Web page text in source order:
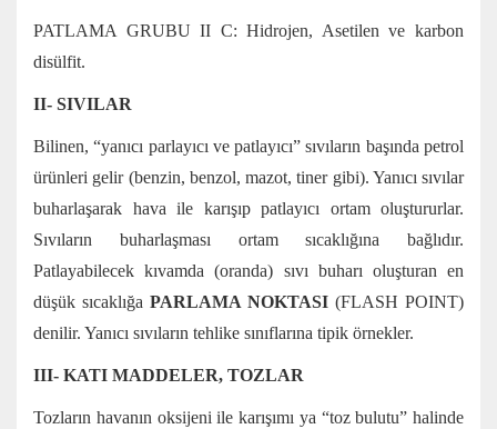
PATLAMA GRUBU II C: Hidrojen, Asetilen ve karbon
disülfit.
II- SIVILAR
Bilinen, “yanıcı parlayıcı ve patlayıcı” sıvıların başında petrol
ürünleri gelir (benzin, benzol, mazot, tiner gibi). Yanıcı sıvılar
buharlaşarak hava ile karışıp patlayıcı ortam oluştururlar.
Sıvıların buharlaşması ortam sıcaklığına bağlıdır.
Patlayabilecek kıvamda (oranda) sıvı buharı oluşturan en
düşük sıcaklığa PARLAMA NOKTASI (FLASH POINT)
denilir. Yanıcı sıvıların tehlike sınıflarına tipik örnekler.
III- KATI MADDELER, TOZLAR
Tozların havanın oksijeni ile karışımı ya “toz bulutu” halinde